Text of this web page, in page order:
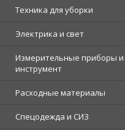
Техника для уборки
Электрика и свет
Измерительные приборы и
инструмент
Расходные материалы
Спецодежда и СИЗ